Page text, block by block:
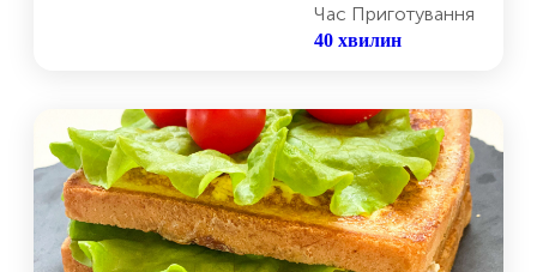
Час Приготування
40 хвилин